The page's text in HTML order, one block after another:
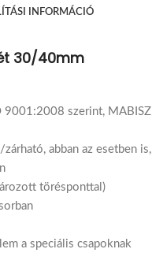
INFORMÁCIÓ
30/40mm
9001:2008 szerint, MABISZ
abban az esetben is,
törésponttal)
a speciális csapoknak